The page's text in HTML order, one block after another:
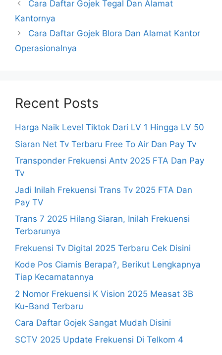
Cara Daftar Gojek Tegal Dan Alamat
Kantornya
Cara Daftar Gojek Blora Dan Alamat Kantor
Operasionalnya
Recent Posts
Harga Naik Level Tiktok Dari LV 1 Hingga LV 50
Siaran Net Tv Terbaru Free To Air Dan Pay Tv
Transponder Frekuensi Antv 2025 FTA Dan Pay
Tv
Jadi Inilah Frekuensi Trans Tv 2025 FTA Dan
Pay TV
Trans 7 2025 Hilang Siaran, Inilah Frekuensi
Terbarunya
Frekuensi Tv Digital 2025 Terbaru Cek Disini
Kode Pos Ciamis Berapa?, Berikut Lengkapnya
Tiap Kecamatannya
2 Nomor Frekuensi K Vision 2025 Measat 3B
Ku-Band Terbaru
Cara Daftar Gojek Sangat Mudah Disini
SCTV 2025 Update Frekuensi Di Telkom 4